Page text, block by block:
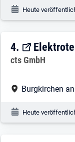
Heute
4.
4.
Arbeitgeber:
cts GmbH
Arbeitsort:
Burgkirchen
Heute